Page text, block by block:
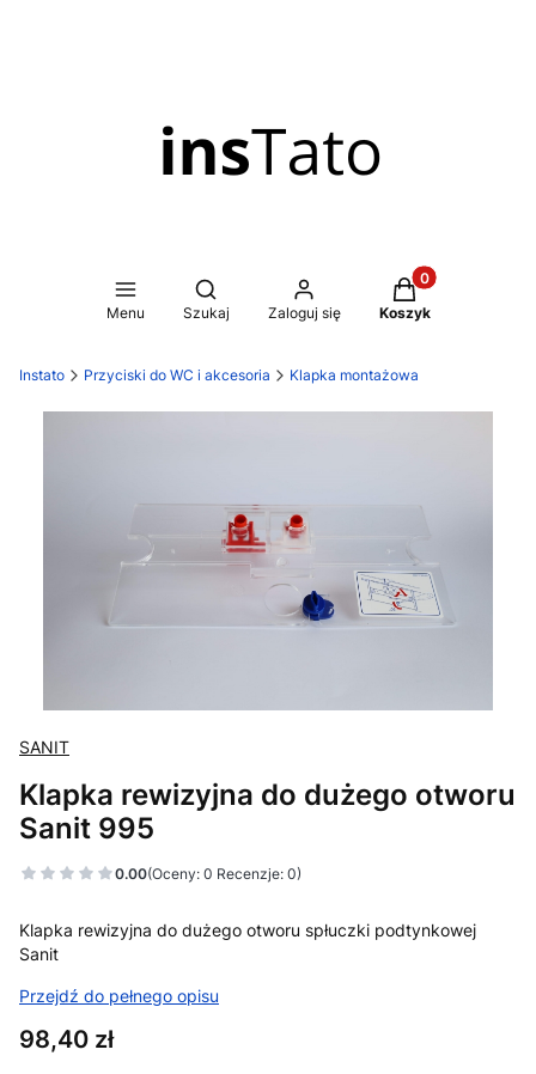
Menu
Otwórz wyszukiwarkę
Szukaj Zaloguj się
Produkty w
Koszyk
Instato Przyciski do WC i akcesoria Klapka montażowa
SANIT
Klapka rewizyjna do dużego otworu
Sanit 995
0.00(Oceny: 0 Recenzje: 0)
Klapka rewizyjna do dużego otworu spłuczki podtynkowej
Sanit
Przejdź do pełnego opisu
Cena
98,40 zł